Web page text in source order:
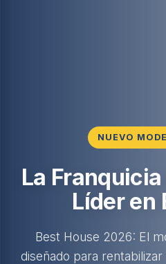
NUEVO
La
Líder en
Best House 2026: El
diseñado para